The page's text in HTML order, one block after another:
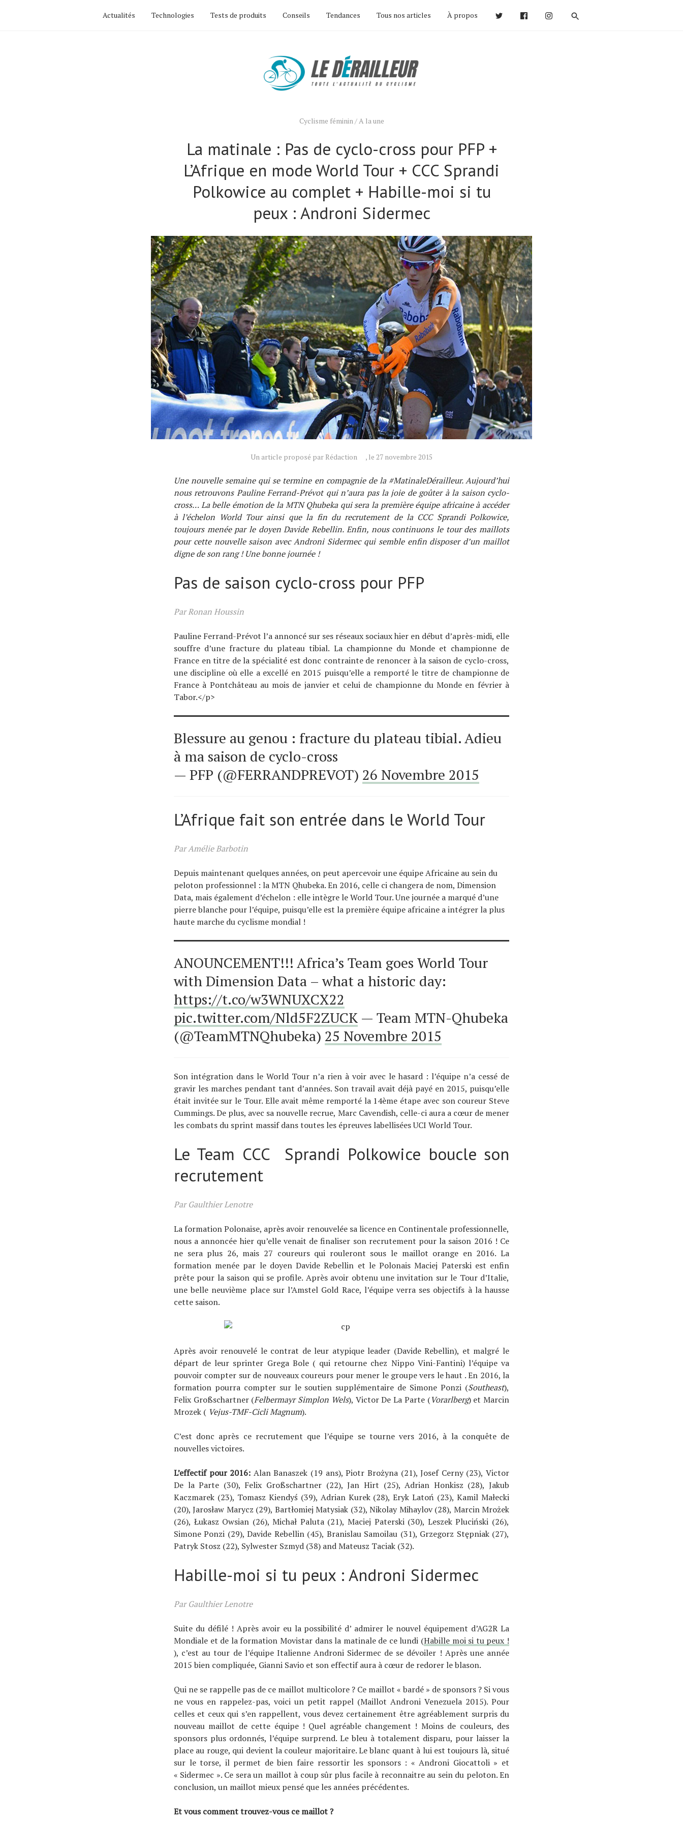
Actualités Technologies Tests de produits Conseils Tendances Tous nos articles À propos
Cyclisme féminin/A la une
La matinale : Pas de cyclo-cross pour PFP +
L’Afrique en mode World Tour + CCC Sprandi
Polkowice au complet + Habille-moi si tu
peux : Androni Sidermec
Un article proposé par Rédaction , le 27 novembre 2015
Une nouvelle semaine qui se termine en compagnie de la #MatinaleDérailleur. Aujourd’hui
nous retrouvons Pauline Ferrand-Prévot qui n’aura pas la joie de goûter à la saison cyclo-
cross… La belle émotion de la MTN Qhubeka qui sera la première équipe africaine à accéder
à l’échelon World Tour ainsi que la fin du recrutement de la CCC Sprandi Polkowice,
toujours menée par le doyen Davide Rebellin. Enfin, nous continuons le tour des maillots
pour cette nouvelle saison avec Androni Sidermec qui semble enfin disposer d’un maillot
digne de son rang ! Une bonne journée !
Pas de saison cyclo-cross pour PFP
Par Ronan Houssin
Pauline Ferrand-Prévot l’a annoncé sur ses réseaux sociaux hier en début d’après-midi, elle
souffre d’une fracture du plateau tibial. La championne du Monde et championne de
France en titre de la spécialité est donc contrainte de renoncer à la saison de cyclo-cross,
une discipline où elle a excellé en 2015 puisqu’elle a remporté le titre de championne de
France à Pontchâteau au mois de janvier et celui de championne du Monde en février à
Tabor.</p>
Blessure au genou : fracture du plateau tibial. Adieu
à ma saison de cyclo-cross
— PFP (@FERRANDPREVOT) 26 Novembre 2015
L’Afrique fait son entrée dans le World Tour
Par Amélie Barbotin
Depuis maintenant quelques années, on peut apercevoir une équipe Africaine au sein du
peloton professionnel : la MTN Qhubeka. En 2016, celle ci changera de nom, Dimension
Data, mais également d’échelon : elle intègre le World Tour. Une journée a marqué d’une
pierre blanche pour l’équipe, puisqu’elle est la première équipe africaine a intégrer la plus
haute marche du cyclisme mondial !
ANOUNCEMENT!!! Africa’s Team goes World Tour
with Dimension Data – what a historic day:
https://t.co/w3WNUXCX22
pic.twitter.com/Nld5F2ZUCK— Team MTN-Qhubeka
(@TeamMTNQhubeka) 25 Novembre 2015
Son intégration dans le World Tour n’a rien à voir avec le hasard : l’équipe n’a cessé de
gravir les marches pendant tant d’années. Son travail avait déjà payé en 2015, puisqu’elle
était invitée sur le Tour. Elle avait même remporté la 14ème étape avec son coureur Steve
Cummings. De plus, avec sa nouvelle recrue, Marc Cavendish, celle-ci aura a cœur de mener
les combats du sprint massif dans toutes les épreuves labellisées UCI World Tour.
Le Team CCC Sprandi Polkowice boucle son
recrutement
Par Gaulthier Lenotre
La formation Polonaise, après avoir renouvelée sa licence en Continentale professionnelle,
nous a annoncée hier qu’elle venait de finaliser son recrutement pour la saison 2016 ! Ce
ne sera plus 26, mais 27 coureurs qui rouleront sous le maillot orange en 2016. La
formation menée par le doyen Davide Rebellin et le Polonais Maciej Paterski est enfin
prête pour la saison qui se profile. Après avoir obtenu une invitation sur le Tour d’Italie,
une belle neuvième place sur l’Amstel Gold Race, l’équipe verra ses objectifs à la hausse
cette saison.
Après avoir renouvelé le contrat de leur atypique leader (Davide Rebellin), et malgré le
départ de leur sprinter Grega Bole ( qui retourne chez Nippo Vini-Fantini) l’équipe va
pouvoir compter sur de nouveaux coureurs pour mener le groupe vers le haut . En 2016, la
formation pourra compter sur le soutien supplémentaire de Simone Ponzi (Southeast),
Felix Großschartner (Felbermayr Simplon Wels), Victor De La Parte (Vorarlberg) et Marcin
Mrozek ( Vejus-TMF-Cicli Magnum).
C’est donc après ce recrutement que l’équipe se tourne vers 2016, à la conquête de
nouvelles victoires.
L’effectif pour 2016: Alan Banaszek (19 ans), Piotr Brożyna (21), Josef Cerny (23), Victor
De la Parte (30), Felix Großschartner (22), Jan Hirt (25), Adrian Honkisz (28), Jakub
Kaczmarek (23), Tomasz Kiendyś (39), Adrian Kurek (28), Eryk Latoń (23), Kamil Małecki
(20), Jarosław Marycz (29), Bartłomiej Matysiak (32), Nikolay Mihaylov (28), Marcin Mrożek
(26), Łukasz Owsian (26), Michał Paluta (21), Maciej Paterski (30), Leszek Pluciński (26),
Simone Ponzi (29), Davide Rebellin (45), Branislau Samoilau (31), Grzegorz Stępniak (27),
Patryk Stosz (22), Sylwester Szmyd (38) and Mateusz Taciak (32).
Habille-moi si tu peux : Androni Sidermec
Par Gaulthier Lenotre
Suite du défilé ! Après avoir eu la possibilité d’ admirer le nouvel équipement d’AG2R La
Mondiale et de la formation Movistar dans la matinale de ce lundi (Habille moi si tu peux !
), c’est au tour de l’équipe Italienne Androni Sidermec de se dévoiler ! Après une année
2015 bien compliquée, Gianni Savio et son effectif aura à cœur de redorer le blason.
Qui ne se rappelle pas de ce maillot multicolore ? Ce maillot « bardé » de sponsors ? Si vous
ne vous en rappelez-pas, voici un petit rappel (Maillot Androni Venezuela 2015). Pour
celles et ceux qui s’en rappellent, vous devez certainement être agréablement surpris du
nouveau maillot de cette équipe ! Quel agréable changement ! Moins de couleurs, des
sponsors plus ordonnés, l’équipe surprend. Le bleu à totalement disparu, pour laisser la
place au rouge, qui devient la couleur majoritaire. Le blanc quant à lui est toujours là, situé
sur le torse, il permet de bien faire ressortir les sponsors : « Androni Giocattoli » et
« Sidermec ». Ce sera un maillot à coup sûr plus facile à reconnaitre au sein du peloton. En
conclusion, un maillot mieux pensé que les années précédentes.
Et vous comment trouvez-vous ce maillot ?